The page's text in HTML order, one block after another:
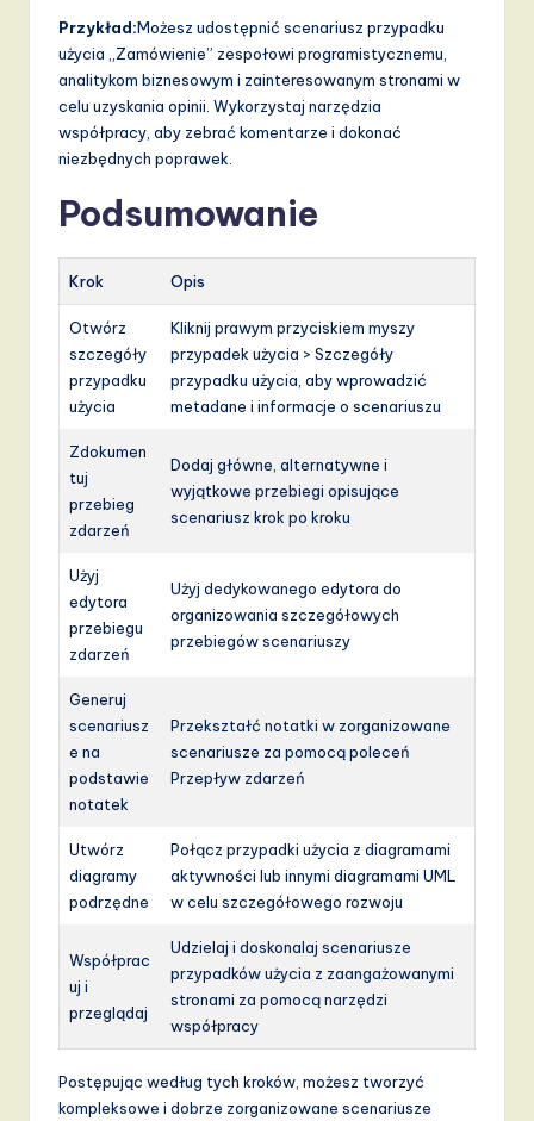
Przykład:Możesz udostępnić scenariusz przypadku
użycia „Zamówienie” zespołowi programistycznemu,
analitykom biznesowym i zainteresowanym stronami w
celu uzyskania opinii. Wykorzystaj narzędzia
współpracy, aby zebrać komentarze i dokonać
niezbędnych poprawek.
Podsumowanie
Krok Opis
Otwórz
szczegóły
przypadku
użycia
Kliknij prawym przyciskiem myszy
przypadek użycia > Szczegóły
przypadku użycia, aby wprowadzić
metadane i informacje o scenariuszu
Zdokumen
tuj
przebieg
zdarzeń
Dodaj główne, alternatywne i
wyjątkowe przebiegi opisujące
scenariusz krok po kroku
Użyj
edytora
przebiegu
zdarzeń
Użyj dedykowanego edytora do
organizowania szczegółowych
przebiegów scenariuszy
Generuj
scenariusz
e na
podstawie
notatek
Przekształć notatki w zorganizowane
scenariusze za pomocą poleceń
Przepływ zdarzeń
Utwórz
diagramy
podrzędne
Połącz przypadki użycia z diagramami
aktywności lub innymi diagramami UML
w celu szczegółowego rozwoju
Współprac
uj i
przeglądaj
Udzielaj i doskonalaj scenariusze
przypadków użycia z zaangażowanymi
stronami za pomocą narzędzi
współpracy
Postępując według tych kroków, możesz tworzyć
kompleksowe i dobrze zorganizowane scenariusze